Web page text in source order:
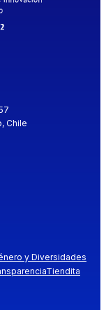
Chile
y Diversidades
Tiendita